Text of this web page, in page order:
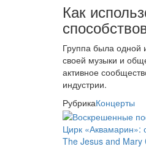
Как
Группа была одной
своей музыки и
активное
индустрии.
РубрикаКонцерты
Цирк
The Jesus and Mary